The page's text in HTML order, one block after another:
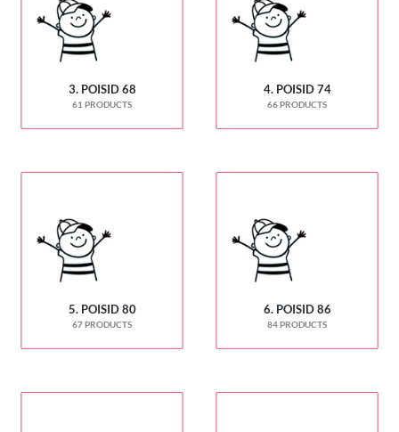
3. POISID 68
61 PRODUCTS
4. POISID 74
66 PRODUCTS
5. POISID 80
67 PRODUCTS
6. POISID 86
84 PRODUCTS